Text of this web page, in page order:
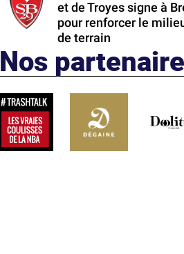
et de Troyes signe à
pour renforcer le
de terrain
Nos